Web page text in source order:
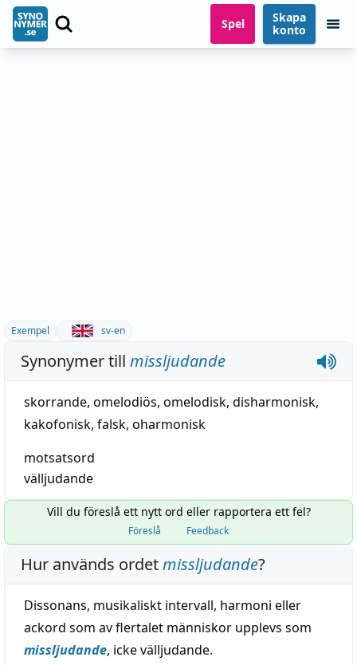
Spel
Skapa
konto
Exempel sv-en
Synonymer till missljudande
skorrande, omelodiös, omelodisk, disharmonisk,
kakofonisk, falsk, oharmonisk
motsatsord
välljudande
Vill du föreslå ett nytt ord eller rapportera ett fel?
Föreslå Feedback
Hur används ordetmissljudande?
Dissonans, musikaliskt intervall, harmoni eller
ackord som av flertalet människor upplevs som
missljudande, icke välljudande.